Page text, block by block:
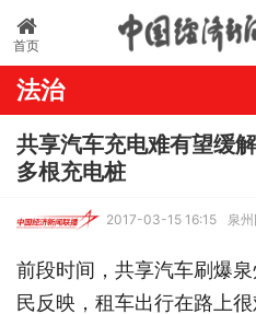
首页
法治
共享汽车充电难有望缓
多根充电桩
2017-03-15 16:15 泉州
前段时间，共享汽车刷爆
民反映，租车出行在路上